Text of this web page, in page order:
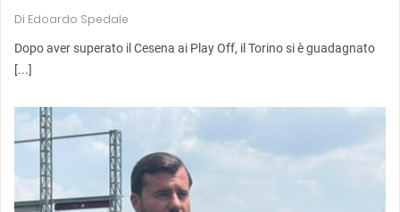
Di Edoardo Spedale
Dopo aver superato il Cesena ai Play Off, il Torino si è guadagnato
[...]